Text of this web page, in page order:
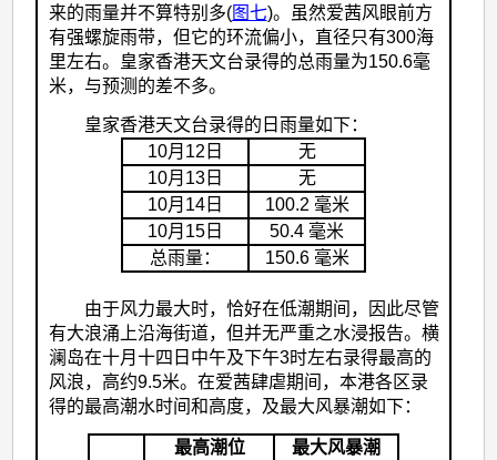
来的雨量并不算特别多(图七)。虽然爱茜风眼前方
有强螺旋雨带，但它的环流偏小，直径只有300海
里左右。皇家香港天文台录得的总雨量为150.6毫
米，与预测的差不多。
皇家香港天文台录得的日雨量如下：
10月12日
无
10月13日
无
10月14日
100.2 毫米
10月15日
50.4 毫米
总雨量：
150.6 毫米
由于风力最大时，恰好在低潮期间，因此尽管
有大浪涌上沿海街道，但并无严重之水浸报告。横
澜岛在十月十四日中午及下午3时左右录得最高的
风浪，高约9.5米。在爱茜肆虐期间，本港各区录
得的最高潮水时间和高度，及最大风暴潮如下：
最高潮位
最大风暴潮